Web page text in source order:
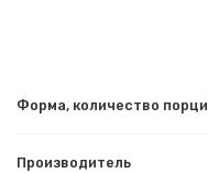
Форма, количество
Производитель